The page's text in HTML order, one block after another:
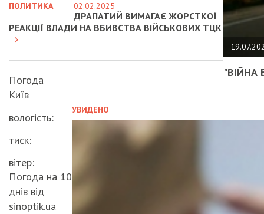
"ВІЙНА
УВИДЕНО
ПОЛИТИКА 02.02.2025
ДРАПАТИЙ ВИМАГАЄ ЖОРСТКОЇ
РЕАКЦІЇ ВЛАДИ НА ВБИВСТВА ВІЙСЬКОВИХ ТЦК
Погода
Київ
вологість:
тиск:
вітер:
Погода на 10
днів від
sinoptik.ua